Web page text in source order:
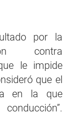
por la
contra
le impide
que el
en la que